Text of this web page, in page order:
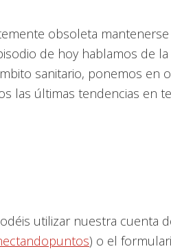
obsoleta
de hoy hablamos de
sanitario, ponemos en
las últimas tendencias en
utilizar nuestra cuenta
) o el